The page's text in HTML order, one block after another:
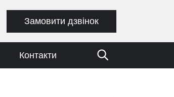
Замовити дзвінок
Контакти